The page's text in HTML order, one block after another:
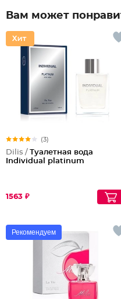
Вам может
(3)
Dilis / Туалетная вода
Individual platinum
1563 ₽
Рекомендуем